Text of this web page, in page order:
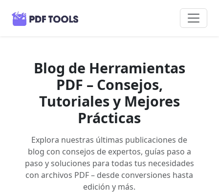
Blog de Herramientas
PDF – Consejos,
Tutoriales y Mejores
Prácticas
Explora nuestras últimas publicaciones de
blog con consejos de expertos, guías paso a
paso y soluciones para todas tus necesidades
con archivos PDF – desde conversiones hasta
edición y más.